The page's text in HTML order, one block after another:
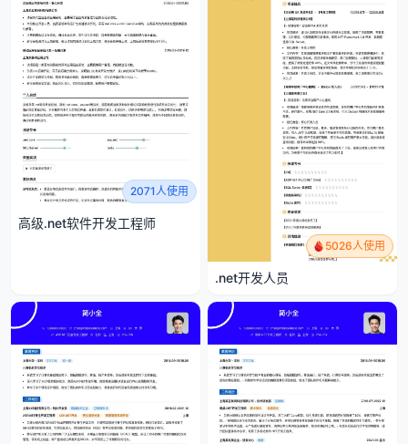
2071人使用
高级.net软件开发工程师
5026人使用
.net开发人员